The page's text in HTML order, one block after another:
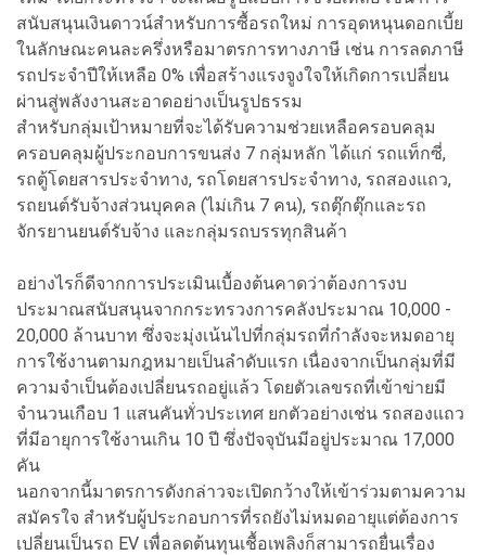
สนับสนุนเงินดาวน์สำหรับการซื้อรถใหม่ การอุดหนุนดอกเบี้ย
ในลักษณะคนละครึ่งหรือมาตรการทางภาษี เช่น การลดภาษี
รถประจำปีให้เหลือ 0% เพื่อสร้างแรงจูงใจให้เกิดการเปลี่ยน
ผ่านสู่พลังงานสะอาดอย่างเป็นรูปธรรม
สำหรับกลุ่มเป้าหมายที่จะได้รับความช่วยเหลือครอบคลุม
ครอบคลุมผู้ประกอบการขนส่ง 7 กลุ่มหลัก ได้แก่ รถแท็กซี่,
รถตู้โดยสารประจำทาง, รถโดยสารประจำทาง, รถสองแถว,
รถยนต์รับจ้างส่วนบุคคล (ไม่เกิน 7 คน), รถตุ๊กตุ๊กและรถ
จักรยานยนต์รับจ้าง และกลุ่มรถบรรทุกสินค้า
อย่างไรก็ดีจากการประเมินเบื้องต้นคาดว่าต้องการงบ
ประมาณสนับสนุนจากกระทรวงการคลังประมาณ 10,000 -
20,000 ล้านบาท ซึ่งจะมุ่งเน้นไปที่กลุ่มรถที่กำลังจะหมดอายุ
การใช้งานตามกฎหมายเป็นลำดับแรก เนื่องจากเป็นกลุ่มที่มี
ความจำเป็นต้องเปลี่ยนรถอยู่แล้ว โดยตัวเลขรถที่เข้าข่ายมี
จำนวนเกือบ 1 แสนคันทั่วประเทศ ยกตัวอย่างเช่น รถสองแถว
ที่มีอายุการใช้งานเกิน 10 ปี ซึ่งปัจจุบันมีอยู่ประมาณ 17,000
คัน
นอกจากนี้มาตรการดังกล่าวจะเปิดกว้างให้เข้าร่วมตามความ
สมัครใจ สำหรับผู้ประกอบการที่รถยังไม่หมดอายุแต่ต้องการ
เปลี่ยนเป็นรถ EV เพื่อลดต้นทุนเชื้อเพลิงก็สามารถยื่นเรื่อง